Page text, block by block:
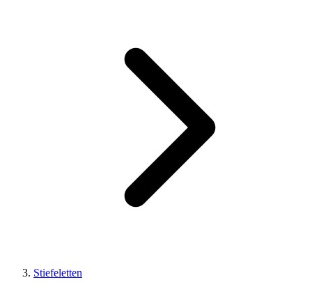
Stiefeletten